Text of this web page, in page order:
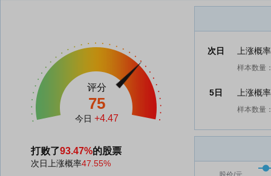
评分
75
今日 +4.47
打败了93.47%的股票
次日上涨概率47.55%
次日 上涨概
样本数量
5日 上涨概
样本数量